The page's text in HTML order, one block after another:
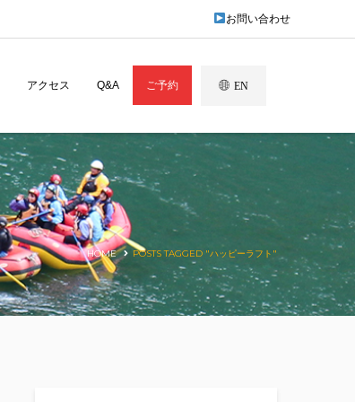
お問い合わせ
アクセス Q&A ご予約 EN
HOME POSTS TAGGED "ハッピーラフト"